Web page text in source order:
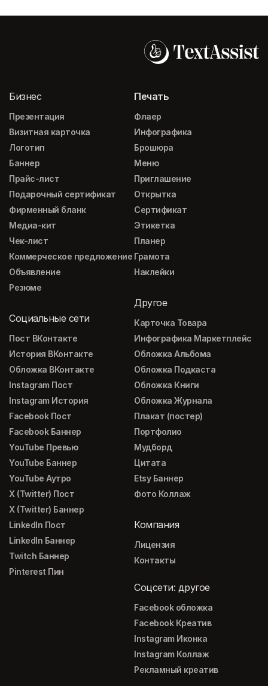
Бизнес
Презентация
Визитная карточка
Логотип
Баннер
Прайс-лист
Подарочный сертификат
Фирменный бланк
Медиа-кит
Чек-лист
Коммерческое предложение
Объявление
Резюме
Социальные сети
Пост ВКонтакте
История ВКонтакте
Обложка ВКонтакте
Instagram Пост
Instagram История
Facebook Пост
Facebook Баннер
YouTube Превью
YouTube Баннер
YouTube Аутро
X (Twitter) Пост
X (Twitter) Баннер
LinkedIn Пост
LinkedIn Баннер
Twitch Баннер
Pinterest Пин
Печать
Флаер
Инфографика
Брошюра
Меню
Приглашение
Открытка
Сертификат
Этикетка
Планер
Грамота
Наклейки
Другое
Карточка Товара
Инфографика Маркетплейс
Обложка Альбома
Обложка Подкаста
Обложка Книги
Обложка Журнала
Плакат (постер)
Портфолио
Мудборд
Цитата
Etsy Баннер
Фото Коллаж
Компания
Лицензия
Контакты
Соцсети: другое
Facebook обложка
Facebook Креатив
Instagram Иконка
Instagram Коллаж
Рекламный креатив